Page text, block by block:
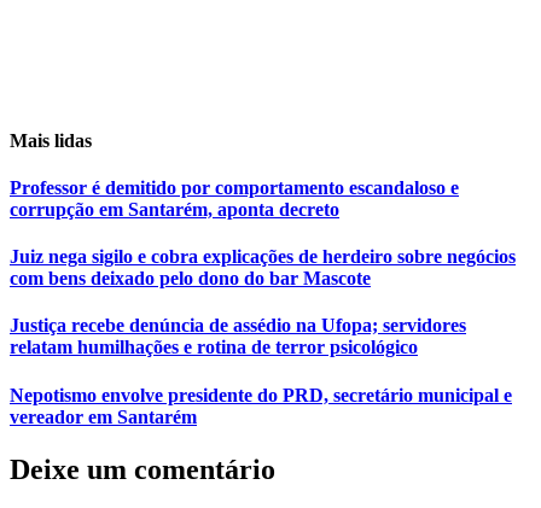
Mais lidas
Professor é demitido por comportamento escandaloso e
corrupção em Santarém, aponta decreto
Juiz nega sigilo e cobra explicações de herdeiro sobre negócios
com bens deixado pelo dono do bar Mascote
Justiça recebe denúncia de assédio na Ufopa; servidores
relatam humilhações e rotina de terror psicológico
Nepotismo envolve presidente do PRD, secretário municipal e
vereador em Santarém
Deixe um comentário